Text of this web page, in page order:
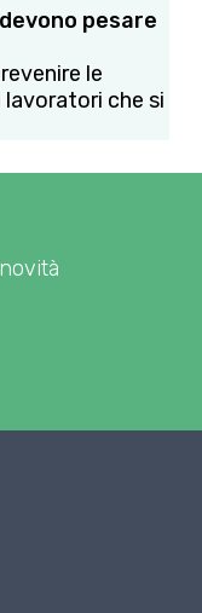
pesare
le
che si